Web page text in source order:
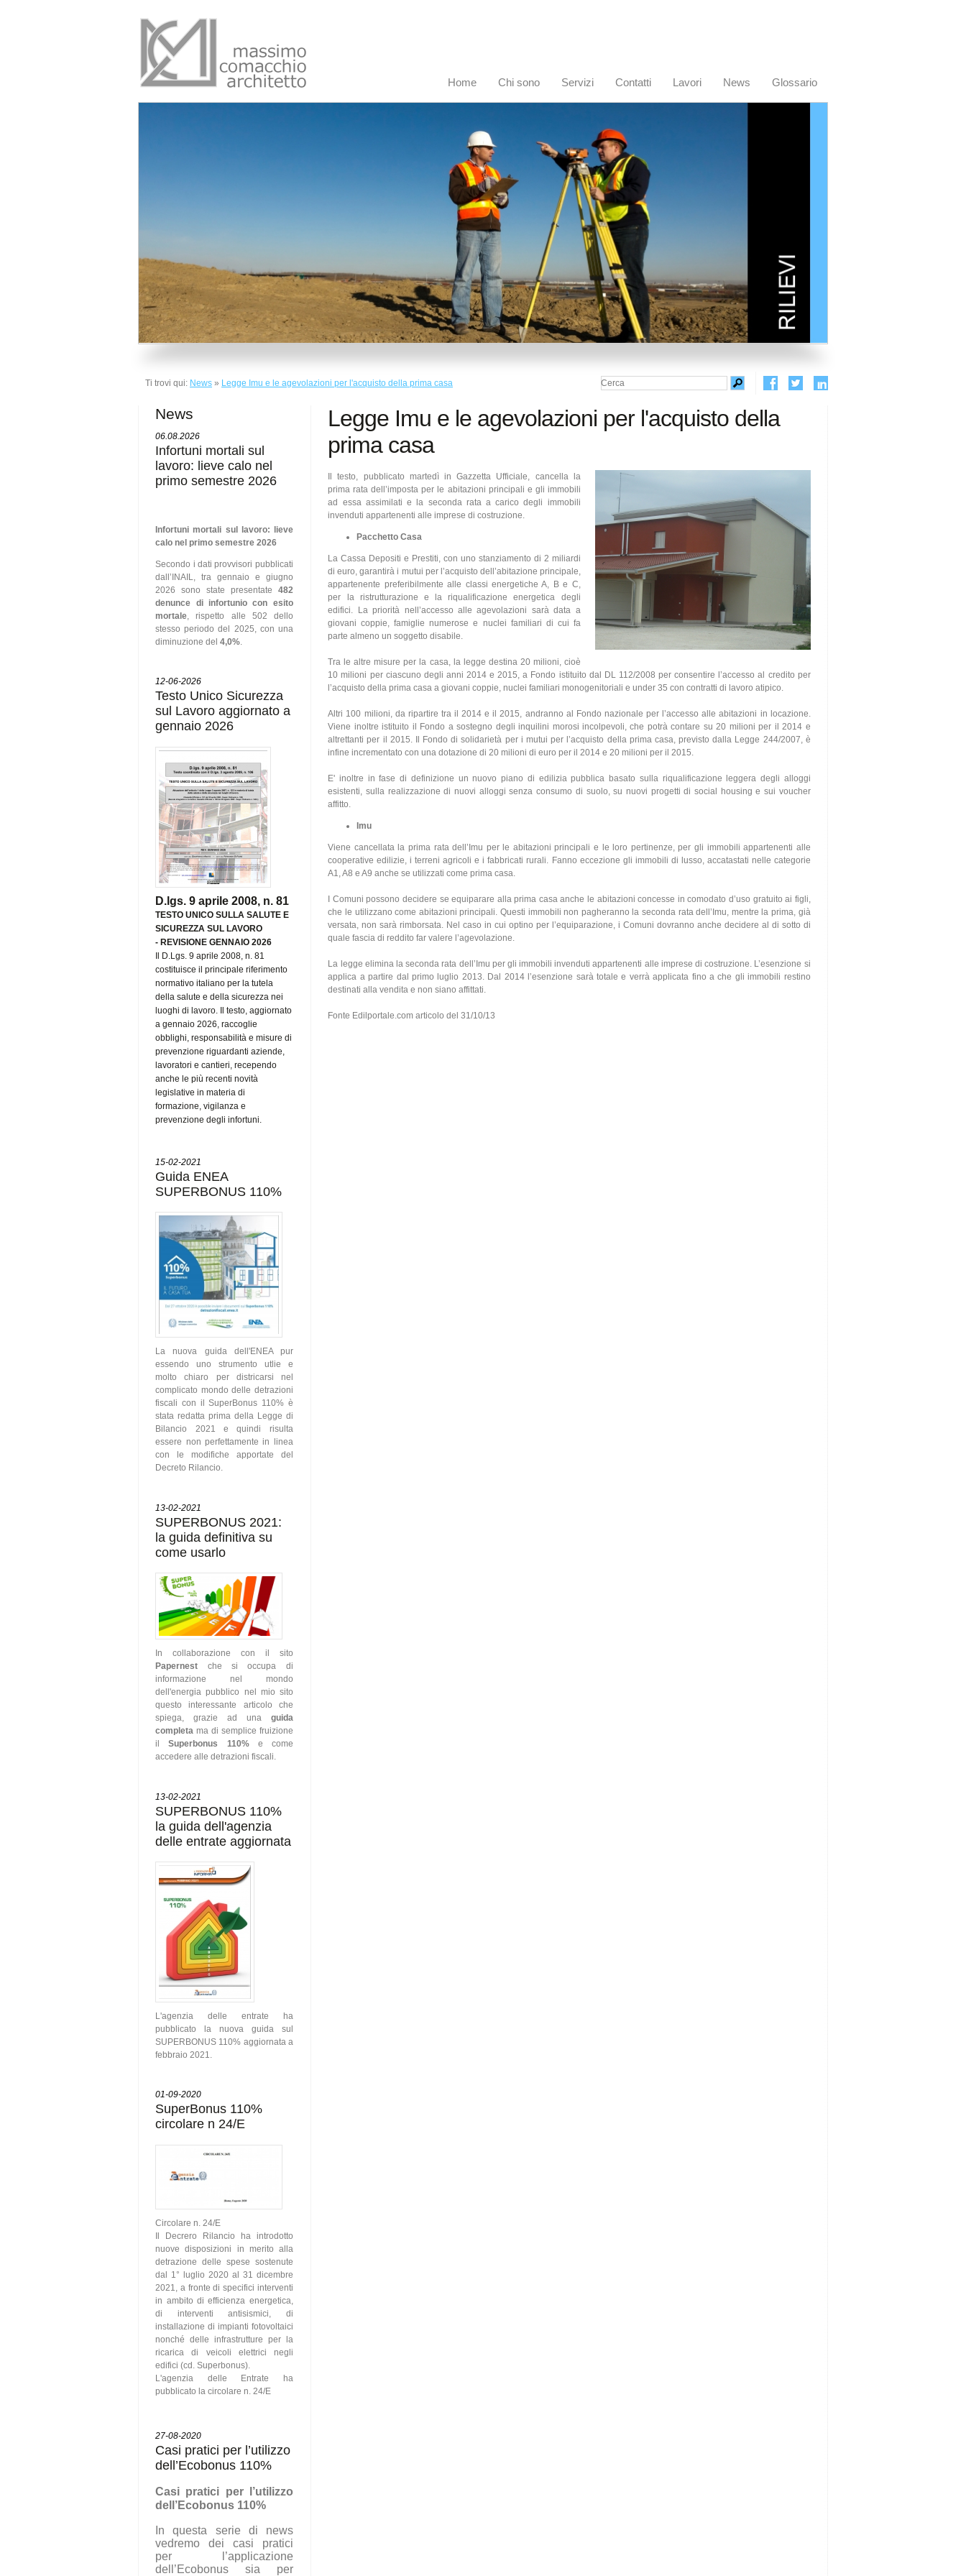
Home Chi sono Servizi Contatti Lavori News Glossario
Ti trovi qui: News » Legge Imu e le agevolazioni per l'acquisto della prima casa
News
06.08.2026
Infortuni mortali sul
lavoro: lieve calo nel
primo semestre 2026
Infortuni mortali sul lavoro: lieve
calo nel primo semestre 2026
Secondo i dati provvisori pubblicati
dall’INAIL, tra gennaio e giugno
2026 sono state presentate 482
denunce di infortunio con esito
mortale, rispetto alle 502 dello
stesso periodo del 2025, con una
diminuzione del4,0%.
12-06-2026
Testo Unico Sicurezza
sul Lavoro aggiornato a
gennaio 2026
D.lgs. 9 aprile 2008, n. 81
TESTO UNICO SULLA SALUTE E
SICUREZZA SUL LAVORO
-REVISIONE GENNAIO 2026
Il D.Lgs. 9 aprile 2008, n. 81
costituisce il principale riferimento
normativo italiano per la tutela
della salute e della sicurezza nei
luoghi di lavoro. Il testo, aggiornato
a gennaio 2026, raccoglie
obblighi, responsabilità e misure di
prevenzione riguardanti aziende,
lavoratori e cantieri, recependo
anche le più recenti novità
legislative in materia di
formazione, vigilanza e
prevenzione degli infortuni.
15-02-2021
Guida ENEA
SUPERBONUS 110%
La nuova guida dell'ENEA pur
essendo uno strumento utlie e
molto chiaro per districarsi nel
complicato mondo delle detrazioni
fiscali con il SuperBonus 110% è
stata redatta prima della Legge di
Bilancio 2021 e quindi risulta
essere non perfettamente in linea
con le modifiche apportate del
Decreto Rilancio.
13-02-2021
SUPERBONUS 2021:
la guida definitiva su
come usarlo
In collaborazione con il sito
Papernest che si occupa di
informazione nel mondo
dell'energia pubblico nel mio sito
questo interessante articolo che
spiega, grazie ad una guida
completa ma di semplice fruizione
ilSuperbonus 110%e come
accedere alle detrazioni fiscali.
13-02-2021
SUPERBONUS 110%
la guida dell'agenzia
delle entrate aggiornata
L'agenzia delle entrate ha
pubblicato la nuova guida sul
SUPERBONUS 110% aggiornata a
febbraio 2021.
01-09-2020
SuperBonus 110%
circolare n 24/E
Circolare n. 24/E
Il Decrero Rilancio ha introdotto
nuove disposizioni in merito alla
detrazione delle spese sostenute
dal 1° luglio 2020 al 31 dicembre
2021, a fronte di specifici interventi
in ambito di efficienza energetica,
di interventi antisismici, di
installazione di impianti fotovoltaici
nonché delle infrastrutture per la
ricarica di veicoli elettrici negli
edifici (cd. Superbonus).
L'agenzia delle Entrate ha
pubblicato la circolare n. 24/E
27-08-2020
Casi pratici per l’utilizzo
dell’Ecobonus 110%
Casi pratici per l’utilizzo
dell’Ecobonus 110%
In questa serie di news
vedremo dei casi pratici
per l’applicazione
dell’Ecobonus sia per
Legge Imu e le agevolazioni per l'acquisto della
prima casa
Il testo, pubblicato martedì in Gazzetta Ufficiale, cancella la
prima rata dell’imposta per le abitazioni principali e gli immobili
ad essa assimilati e la seconda rata a carico degli immobili
invenduti appartenenti alle imprese di costruzione.
Pacchetto Casa
La Cassa Depositi e Prestiti, con uno stanziamento di 2 miliardi
di euro, garantirà i mutui per l’acquisto dell’abitazione principale,
appartenente preferibilmente alle classi energetiche A, B e C,
per la ristrutturazione e la riqualificazione energetica degli
edifici. La priorità nell’accesso alle agevolazioni sarà data a
giovani coppie, famiglie numerose e nuclei familiari di cui fa
parte almeno un soggetto disabile.
Tra le altre misure per la casa, la legge destina 20 milioni, cioè
10 milioni per ciascuno degli anni 2014 e 2015, a Fondo istituito dal DL 112/2008 per consentire l’accesso al credito per
l’acquisto della prima casa a giovani coppie, nuclei familiari monogenitoriali e under 35 con contratti di lavoro atipico.
Altri 100 milioni, da ripartire tra il 2014 e il 2015, andranno al Fondo nazionale per l’accesso alle abitazioni in locazione.
Viene inoltre istituito il Fondo a sostegno degli inquilini morosi incolpevoli, che potrà contare su 20 milioni per il 2014 e
altrettanti per il 2015. Il Fondo di solidarietà per i mutui per l’acquisto della prima casa, previsto dalla Legge 244/2007, è
infine incrementato con una dotazione di 20 milioni di euro per il 2014 e 20 milioni per il 2015.
E' inoltre in fase di definizione un nuovo piano di edilizia pubblica basato sulla riqualificazione leggera degli alloggi
esistenti, sulla realizzazione di nuovi alloggi senza consumo di suolo, su nuovi progetti di social housing e sui voucher
affitto.
Imu
Viene cancellata la prima rata dell’Imu per le abitazioni principali e le loro pertinenze, per gli immobili appartenenti alle
cooperative edilizie, i terreni agricoli e i fabbricati rurali. Fanno eccezione gli immobili di lusso, accatastati nelle categorie
A1, A8 e A9 anche se utilizzati come prima casa.
I Comuni possono decidere se equiparare alla prima casa anche le abitazioni concesse in comodato d’uso gratuito ai figli,
che le utilizzano come abitazioni principali. Questi immobili non pagheranno la seconda rata dell’Imu, mentre la prima, già
versata, non sarà rimborsata. Nel caso in cui optino per l’equiparazione, i Comuni dovranno anche decidere al di sotto di
quale fascia di reddito far valere l’agevolazione.
La legge elimina la seconda rata dell’Imu per gli immobili invenduti appartenenti alle imprese di costruzione. L’esenzione si
applica a partire dal primo luglio 2013. Dal 2014 l’esenzione sarà totale e verrà applicata fino a che gli immobili restino
destinati alla vendita e non siano affittati.
Fonte Edilportale.com articolo del 31/10/13